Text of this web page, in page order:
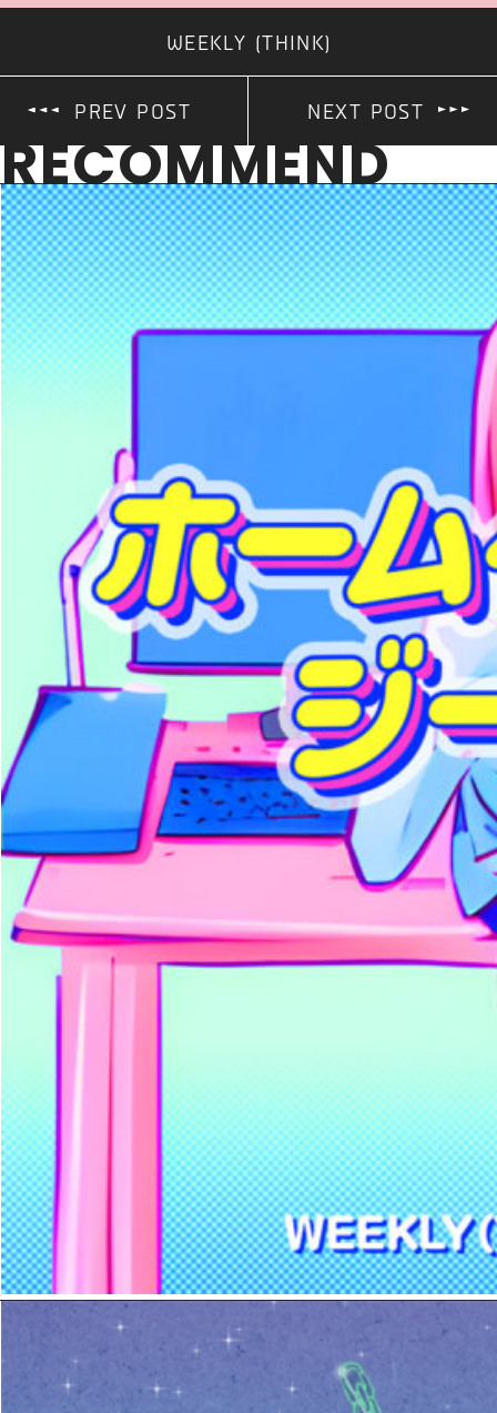
PREV POST
WEEKLY (THINK)
NEXT POST
RECOMMEND